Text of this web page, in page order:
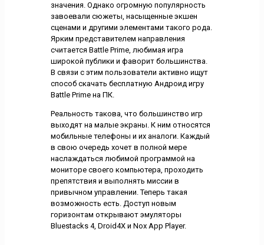
значения. Однако огромную популярность
завоевали сюжеты, насыщенные экшен
сценами и другими элементами такого рода.
Ярким представителем направления
считается Battle Prime, любимая игра
широкой публики и фаворит большинства.
В связи с этим пользователи активно ищут
способ скачать бесплатную Андроид игру
Battle Prime на ПК.
Реальность такова, что большинство игр
выходят на малые экраны. К ним относятся
мобильные телефоны и их аналоги. Каждый
в свою очередь хочет в полной мере
наслаждаться любимой программой на
мониторе своего компьютера, проходить
препятствия и выполнять миссии в
привычном управлении. Теперь такая
возможность есть. Доступ новым
горизонтам открывают эмуляторы
Bluestacks 4, Droid4X и Nox App Player.